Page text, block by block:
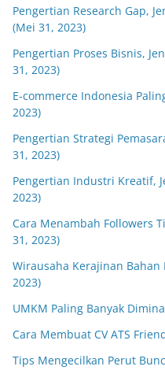
Pengertian Research Gap,
(Mei 31, 2023)
Pengertian Proses Bisnis,
31, 2023)
E-commerce Indonesia
2023)
Pengertian Strategi
31, 2023)
Pengertian Industri Kreatif,
2023)
Cara Menambah Followers
31, 2023)
Wirausaha Kerajinan Bahan
2023)
UMKM Paling Banyak
Cara Membuat CV ATS
Tips Mengecilkan Perut